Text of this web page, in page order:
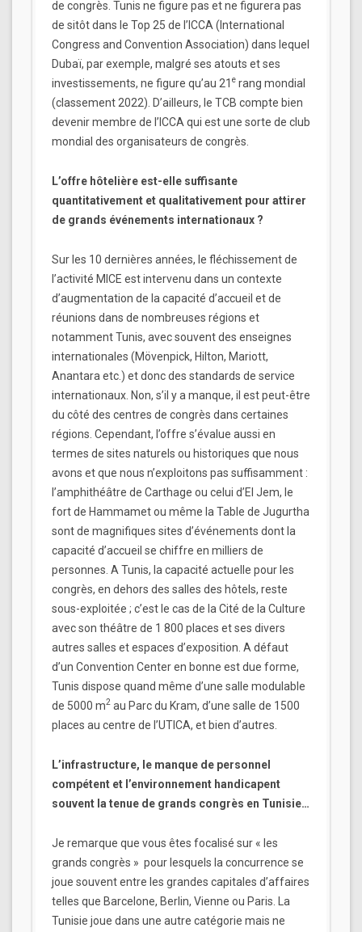
de congrès. Tunis ne figure pas et ne figurera pas
de sitôt dans le Top 25 de l’ICCA (International
Congress and Convention Association) dans lequel
Dubaï, par exemple, malgré ses atouts et ses
investissements, ne figure qu’au 21 e rang mondial
(classement 2022). D’ailleurs, le TCB compte bien
devenir membre de l’ICCA qui est une sorte de club
mondial des organisateurs de congrès.
L’offre hôtelière est-elle suffisante
quantitativement et qualitativement pour attirer
de grands événements internationaux ?
Sur les 10 dernières années, le fléchissement de
l’activité MICE est intervenu dans un contexte
d’augmentation de la capacité d’accueil et de
réunions dans de nombreuses régions et
notamment Tunis, avec souvent des enseignes
internationales (Mövenpick, Hilton, Mariott,
Anantara etc.) et donc des standards de service
internationaux. Non, s’il y a manque, il est peut-être
du côté des centres de congrès dans certaines
régions. Cependant, l’offre s’évalue aussi en
termes de sites naturels ou historiques que nous
avons et que nous n’exploitons pas suffisamment :
l’amphithéâtre de Carthage ou celui d’El Jem, le
fort de Hammamet ou même la Table de Jugurtha
sont de magnifiques sites d’événements dont la
capacité d’accueil se chiffre en milliers de
personnes. A Tunis, la capacité actuelle pour les
congrès, en dehors des salles des hôtels, reste
sous-exploitée ; c’est le cas de la Cité de la Culture
avec son théâtre de 1 800 places et ses divers
autres salles et espaces d’exposition. A défaut
d’un Convention Center en bonne est due forme,
Tunis dispose quand même d’une salle modulable
de 5000 m2 au Parc du Kram, d’une salle de 1500
places au centre de l’UTICA, et bien d’autres.
L’infrastructure, le manque de personnel
compétent et l’environnement handicapent
souvent la tenue de grands congrès en Tunisie…
Je remarque que vous êtes focalisé sur « les
grands congrès » pour lesquels la concurrence se
joue souvent entre les grandes capitales d’affaires
telles que Barcelone, Berlin, Vienne ou Paris. La
Tunisie joue dans une autre catégorie mais ne